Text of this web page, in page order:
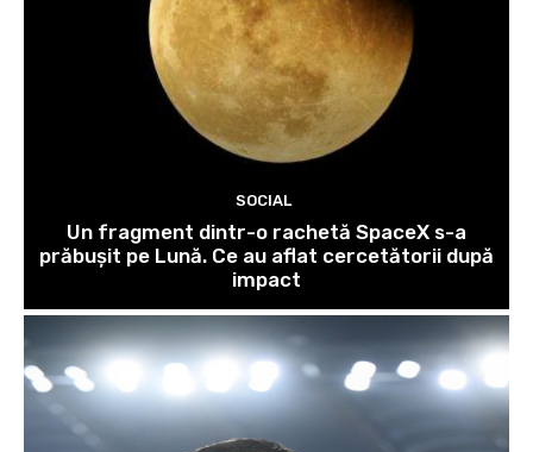
SOCIAL
Un fragment dintr-o rachetă SpaceX s-a
prăbușit pe Lună. Ce au aflat cercetătorii după
impact